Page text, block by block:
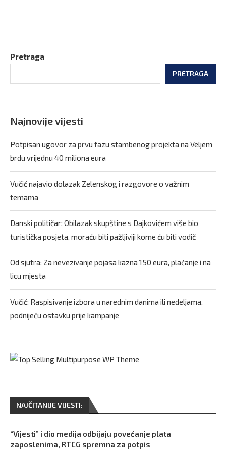
Pretraga
PRETRAGA
Najnovije vijesti
Potpisan ugovor za prvu fazu stambenog projekta na Veljem
brdu vrijednu 40 miliona eura
Vučić najavio dolazak Zelenskog i razgovore o važnim
temama
Danski političar: Obilazak skupštine s Dajkovićem više bio
turistička posjeta, moraću biti pažljiviji kome ću biti vodič
Od sjutra: Za nevezivanje pojasa kazna 150 eura, plaćanje i na
licu mjesta
Vučić: Raspisivanje izbora u narednim danima ili nedeljama,
podnijeću ostavku prije kampanje
NAJČITANIJE VIJESTI:
“Vijesti” i dio medija odbijaju povećanje plata
zaposlenima, RTCG spremna za potpis